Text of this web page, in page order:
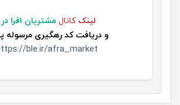
لینک کانال مشتریان افرا در
و دریافت کد رهگیری
ble.ir/afra_market